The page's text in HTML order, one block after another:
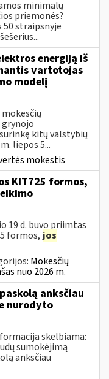
minimalų
priemonės?
straipsnyje
energiją iš
vartotojas
modelį
kitų valstybių
liepos 5...
mokestis
KIT725 formos,
19 d. buvo priimtas
formos, jos
Mokesčių
nuo 2026 m.
anksčiau
nurodyto
skelbiama:
sumokėjimą
anksčiau